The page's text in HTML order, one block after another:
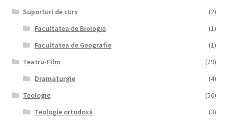
Suporturi de curs
(2)
Facultatea de Biologie
(1)
Facultatea de Geografie
(1)
Teatru-Film
(29)
Dramaturgie
(4)
Teologie
(50)
Teologie ortodoxă
(3)